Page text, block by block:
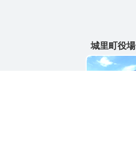
城里町役場